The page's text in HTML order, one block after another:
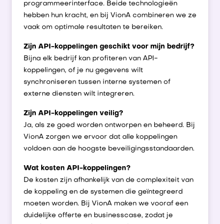
programmeerinterface. Beide technologieën
hebben hun kracht, en bij VionA combineren we ze
vaak om optimale resultaten te bereiken.
Zijn API-koppelingen geschikt voor mijn bedrijf?
Bijna elk bedrijf kan profiteren van API-
koppelingen, of je nu gegevens wilt
synchroniseren tussen interne systemen of
externe diensten wilt integreren.
Zijn API-koppelingen veilig?
Ja, als ze goed worden ontworpen en beheerd. Bij
VionA zorgen we ervoor dat alle koppelingen
voldoen aan de hoogste beveiligingsstandaarden.
Wat kosten API-koppelingen?
De kosten zijn afhankelijk van de complexiteit van
de koppeling en de systemen die geïntegreerd
moeten worden. Bij VionA maken we vooraf een
duidelijke offerte en businesscase, zodat je